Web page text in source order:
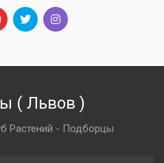
( Львов )
Растений - Подборцы